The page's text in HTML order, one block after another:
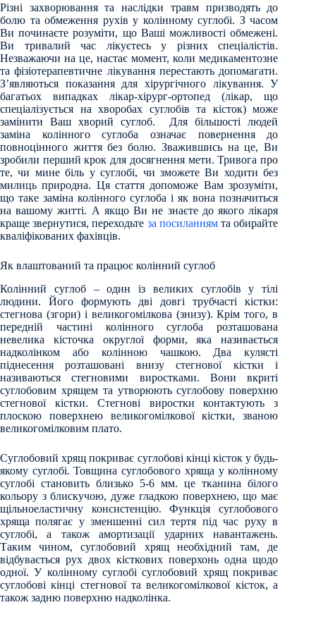
Різні захворювання та наслідки травм призводять до
болю та обмеження рухів у колінному суглобі. З часом
Ви починаєте розуміти, що Ваші можливості обмежені.
Ви тривалий час лікуєтесь у різних спеціалістів.
Незважаючи на це, настає момент, коли медикаментозне
та фізіотерапевтичне лікування перестають допомагати.
З’являються показання для хірургічного лікування. У
багатьох випадках лікар-хірург-ортопед (лікар, що
спеціалізується на хворобах суглобів та кісток) може
замінити Ваш хворий суглоб. Для більшості людей
заміна колінного суглоба означає повернення до
повноцінного життя без болю. Зважившись на це, Ви
зробили перший крок для досягнення мети. Тривога про
те, чи мине біль у суглобі, чи зможете Ви ходити без
милиць природна. Ця стаття допоможе Вам зрозуміти,
що таке заміна колінного суглоба і як вона позначиться
на вашому житті. А якщо Ви не знаєте до якого лікаря
краще звернутися, переходьте за посиланнямта обирайте
кваліфікованих фахівців.
Як влаштований та працює колінний суглоб
Колінний суглоб – один із великих суглобів у тілі
людини. Його формують дві довгі трубчасті кістки:
стегнова (згори) і великогомілкова (знизу). Крім того, в
передній частині колінного суглоба розташована
невелика кісточка округлої форми, яка називається
надколінком або колінною чашкою. Два кулясті
піднесення розташовані внизу стегнової кістки і
називаються стегновими виростками. Вони вкриті
суглобовим хрящем та утворюють суглобову поверхню
стегнової кістки. Стегнові виростки контактують з
плоскою поверхнею великогомілкової кістки, званою
великогомілковим плато.
Суглобовий хрящ покриває суглобові кінці кісток у будь-
якому суглобі. Товщина суглобового хряща у колінному
суглобі становить близько 5-6 мм. це тканина білого
кольору з блискучою, дуже гладкою поверхнею, що має
щільноеластичну консистенцію. Функція суглобового
хряща полягає у зменшенні сил тертя під час руху в
суглобі, а також амортизації ударних навантажень.
Таким чином, суглобовий хрящ необхідний там, де
відбувається рух двох кісткових поверхонь одна щодо
одної. У колінному суглобі суглобовий хрящ покриває
суглобові кінці стегнової та великогомілкової кісток, а
також задню поверхню надколінка.